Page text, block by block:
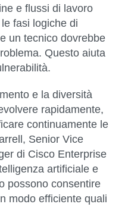
e flussi di lavoro
fasi logiche di
un tecnico dovrebbe
Questo aiuta
e la diversità
rapidamente,
continuamente le
Senior Vice
di Cisco Enterprise
artificiale e
possono consentire
modo efficiente quali